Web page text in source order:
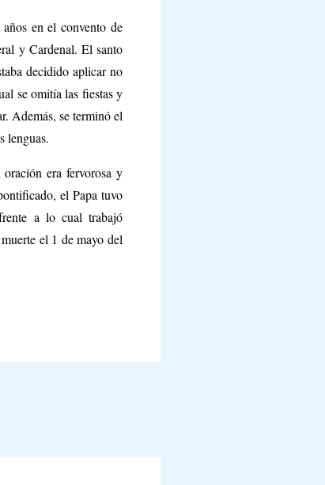
en el convento de
y Cardenal. El santo
decidido aplicar no
se omitía las fiestas y
Además, se terminó el
lenguas.
era fervorosa y
el Papa tuvo
a lo cual trabajó
el 1 de mayo del